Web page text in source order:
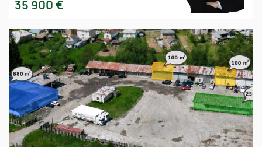
35 900 €
NA PRENÁJOM - SKLADOVÉ
PRIESTORY GIRALTOVCE pri
hlavnej ceste I/21
Skladové
priestory
Giraltovce